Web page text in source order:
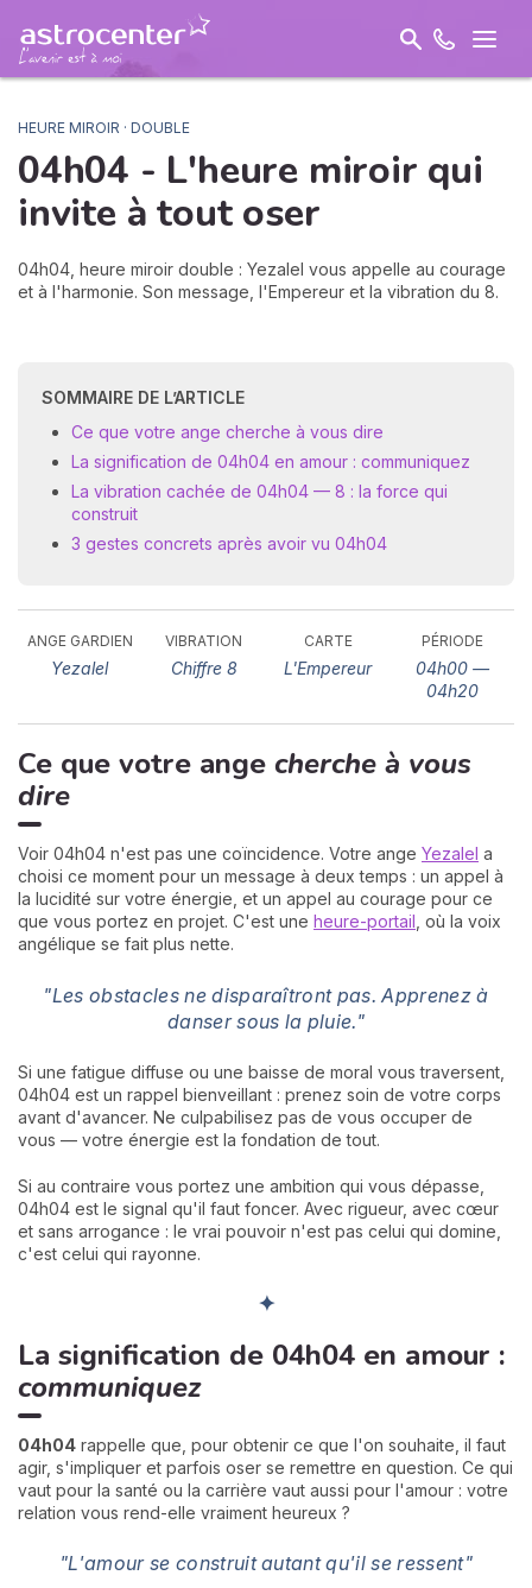
HEURE MIROIR · DOUBLE
04h04 - L'heure miroir qui
invite àtout oser
04h04, heure miroir double : Yezalel vous appelle au courage
et à l'harmonie. Son message, l'Empereur et la vibration du 8.
SOMMAIRE DE L’ARTICLE
Ce que votre ange cherche à vous dire
La signification de 04h04 en amour : communiquez
La vibration cachée de 04h04 — 8 : la force qui
construit
3 gestes concrets après avoir vu 04h04
ANGE GARDIEN
Yezalel
VIBRATION
Chiffre 8
CARTE
L'Empereur
PÉRIODE
04h00 —
04h20
Ce que votre ange cherche à vous
dire
Voir 04h04 n'est pas une coïncidence. Votre ange Yezalel a
choisi ce moment pour un message à deux temps : un appel à
la lucidité sur votre énergie, et un appel au courage pour ce
que vous portez en projet. C'est une heure-portail, où la voix
angélique se fait plus nette.
"Les obstacles ne disparaîtront pas. Apprenez à
danser sous la pluie."
Si une fatigue diffuse ou une baisse de moral vous traversent,
04h04 est un rappel bienveillant : prenez soin de votre corps
avant d'avancer. Ne culpabilisez pas de vous occuper de
vous — votre énergie est la fondation de tout.
Si au contraire vous portez une ambition qui vous dépasse,
04h04 est le signal qu'il faut foncer. Avec rigueur, avec cœur
et sans arrogance : le vrai pouvoir n'est pas celui qui domine,
c'est celui qui rayonne.
✦
La signification de 04h04 en amour :
communiquez
04h04 rappelle que, pour obtenir ce que l'on souhaite, il faut
agir, s'impliquer et parfois oser se remettre en question. Ce qui
vaut pour la santé ou la carrière vaut aussi pour l'amour : votre
relation vous rend-elle vraiment heureux ?
"L'amour se construit autant qu'il se ressent"